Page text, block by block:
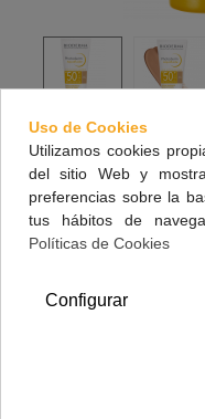
BIODERMA
DORADO
Aquafluide tono dorado SPF
con color dorado.
14,50 €
Uso de Cookies
Utilizamos cookies
del sitio Web y
preferencias sobre la
tus hábitos de
Políticas de Cookies
Configurar